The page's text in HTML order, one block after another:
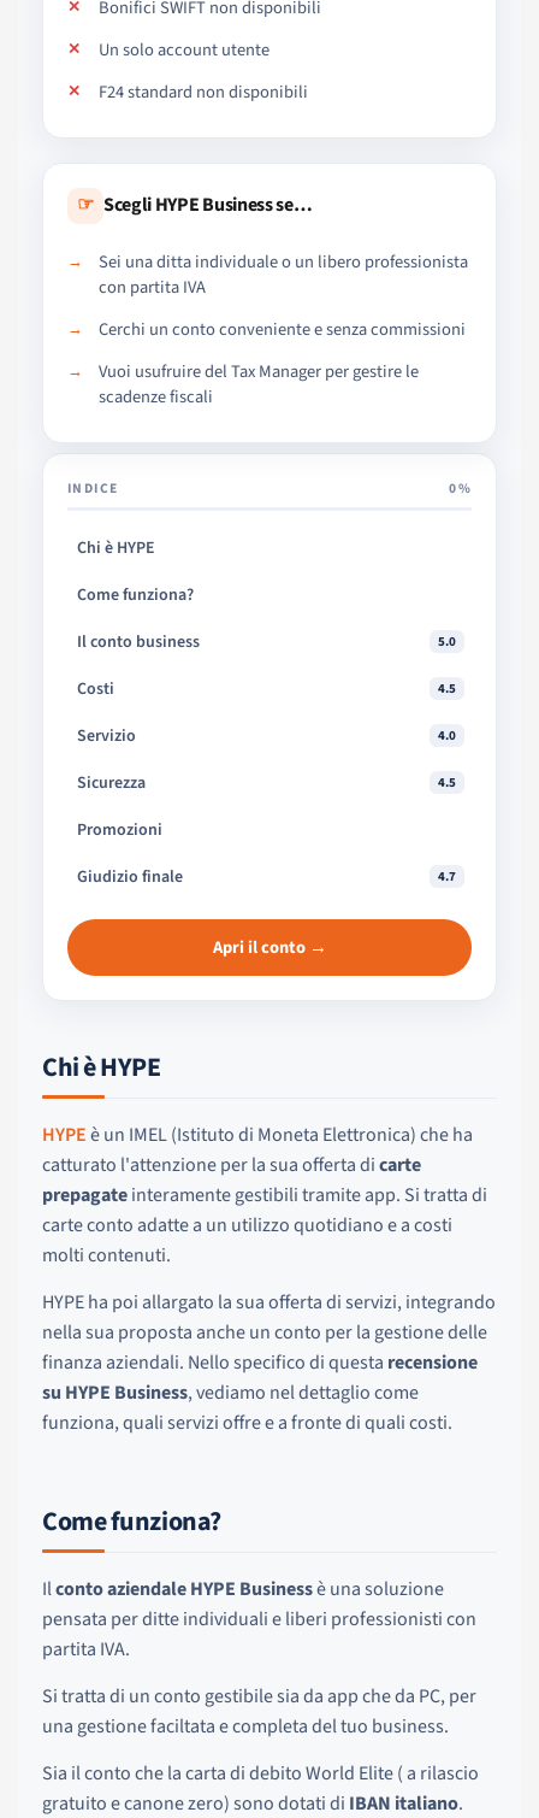
Bonifici SWIFT non disponibili
Un solo account utente
F24 standard non disponibili
☞ Scegli HYPE Business se…
Sei una ditta individuale o un libero professionista
con partita IVA
Cerchi un conto conveniente e senza commissioni
Vuoi usufruire del Tax Manager per gestire le
scadenze fiscali
INDICE 0%
Chi è HYPE
Come funziona?
Il conto business
5.0
Costi 4.5
Servizio 4.0
Sicurezza 4.5
Promozioni
Giudizio finale
4.7
Apri il conto →
Chi è HYPE
HYPEè un IMEL (Istituto di Moneta Elettronica) che ha
catturato l'attenzione per la sua offerta dicarte
prepagateinteramente gestibili tramite app. Si tratta di
carte conto adatte a un utilizzo quotidiano e a costi
molti contenuti.
HYPE ha poi allargato la sua offerta di servizi, integrando
nella sua proposta anche un conto per la gestione delle
finanza aziendali. Nello specifico di questa recensione
su HYPE Business, vediamo nel dettaglio come
funziona, quali servizi offre e a fronte di quali costi.
Come funziona?
Ilconto aziendale HYPE Businessè una soluzione
pensata per ditte individuali e liberi professionisti con
partita IVA.
Si tratta di un conto gestibile sia da app che da PC, per
una gestione faciltata e completa del tuo business.
Sia il conto che la carta di debito World Elite ( a rilascio
gratuito e canone zero) sono dotati di IBAN italiano.